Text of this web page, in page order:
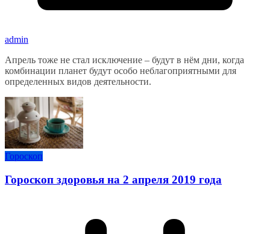
admin
Апрель тоже не стал исключение – будут в нём дни, когда
комбинации планет будут особо неблагоприятными для
определенных видов деятельности.
Гороскоп
Гороскоп здоровья на 2 апреля 2019 года